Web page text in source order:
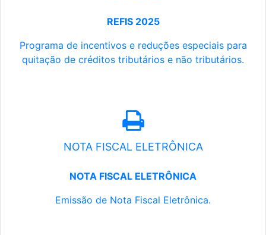
REFIS 2025
Programa de incentivos e reduções especiais para
quitação de créditos tributários e não tributários.
NOTA FISCAL ELETRÔNICA
NOTA FISCAL ELETRÔNICA
Emissão de Nota Fiscal Eletrônica.